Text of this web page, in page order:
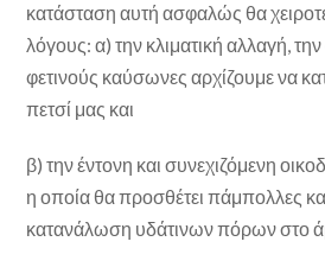
κατάσταση αυτή ασφαλώς θα
λόγους: α) την κλιματική αλλαγή,
φετινούς καύσωνες αρχίζουμε να
πετσί μας και
β) την έντονη και συνεχιζόμενη
η οποία θα προσθέτει πάμπολλες
κατανάλωση υδάτινων πόρων στο